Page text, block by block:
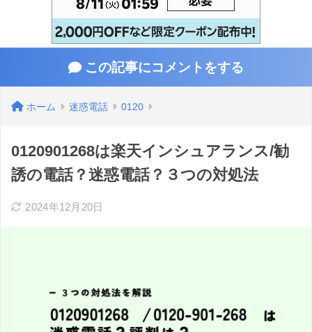
この記事にコメントをする
ホーム 迷惑電話 0120
0120901268は楽天インシュアランス/勧
誘の電話？迷惑電話？３つの対処法
2024年12月20日